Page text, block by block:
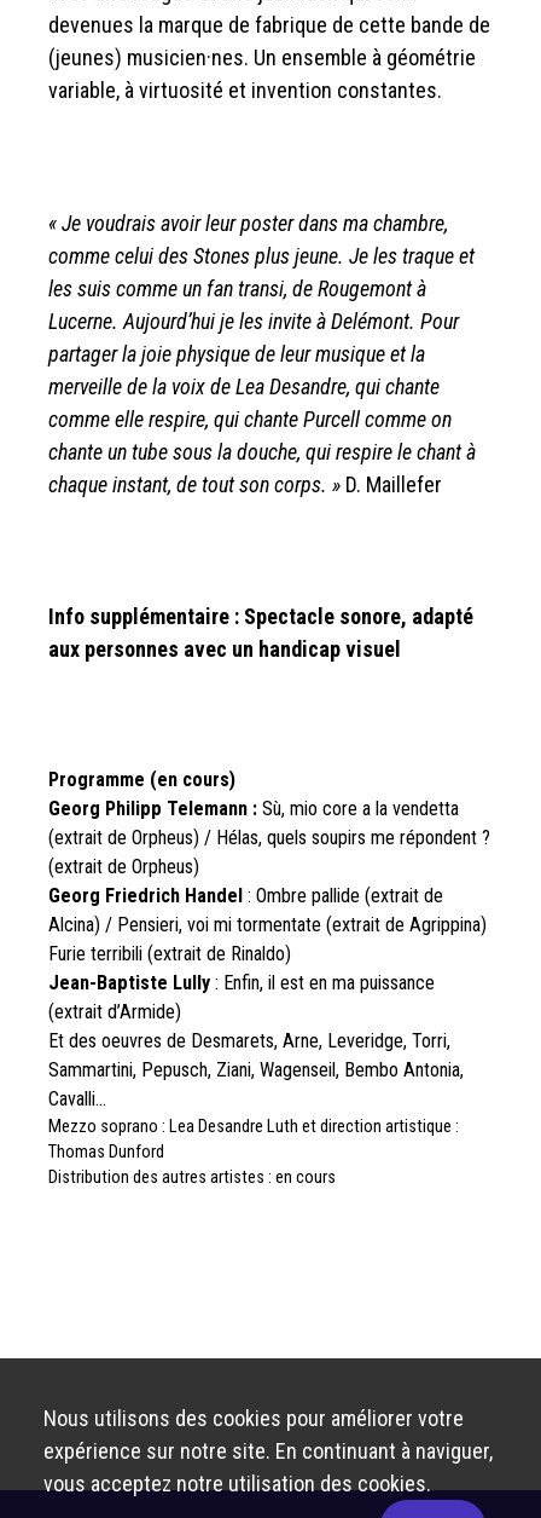
devenues la marque de fabrique de cette bande de
(jeunes) musicien·nes. Un ensemble à géométrie
variable, à virtuosité et invention constantes.
« Je voudrais avoir leur poster dans ma chambre,
comme celui des Stones plus jeune. Je les traque et
les suis comme un fan transi, de Rougemont à
Lucerne. Aujourd’hui je les invite à Delémont. Pour
partager la joie physique de leur musique et la
merveille de la voix de Lea Desandre, qui chante
comme elle respire, qui chante Purcell comme on
chante un tube sous la douche, qui respire le chant à
chaque instant, de tout son corps. » D. Maillefer
Info supplémentaire : Spectacle sonore, adapté
aux personnes avec un handicap visuel
Programme (en cours)
Georg Philipp Telemann : Sù, mio core a la vendetta
(extrait de Orpheus) / Hélas, quels soupirs me répondent ?
(extrait de Orpheus)
Georg Friedrich Handel : Ombre pallide (extrait de
Alcina) / Pensieri, voi mi tormentate (extrait de Agrippina)
Furie terribili (extrait de Rinaldo)
Jean-Baptiste Lully : Enfin, il est en ma puissance
(extrait d’Armide)
Et des oeuvres de Desmarets, Arne, Leveridge, Torri,
Sammartini, Pepusch, Ziani, Wagenseil, Bembo Antonia,
Cavalli…
Mezzo soprano : Lea Desandre Luth et direction artistique :
Thomas Dunford
Distribution des autres artistes : en cours
Nous utilisons des cookies pour améliorer votre
expérience sur notre site. En continuant à naviguer,
vous acceptez notre utilisation des cookies.